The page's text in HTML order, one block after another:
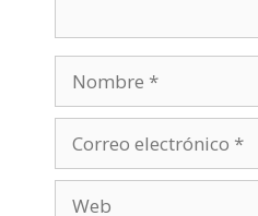
electrónico